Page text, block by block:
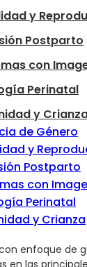
y
Postparto
con
Perinatal
y
de Género
y
Postparto
con
Perinatal
y Crianza
enfoque de
en las